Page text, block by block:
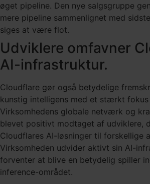
øget pipeline. Den nye salgsgruppe
mere pipeline sammenlignet med
siges at være flot.
Udviklere omfavner
AI-infrastruktur.
Cloudflare gør også betydelige
kunstig intelligens med et stærkt fokus
Virksomhedens globale netværk og
blevet positivt modtaget af udviklere,
Cloudflares AI-løsninger til forskellige
Virksomheden udvider aktivt sin AI-
forventer at blive en betydelig spiller
inference-området.